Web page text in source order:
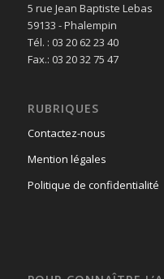
5 rue Jean Baptiste Lebas
59133 - Phalempin
Tél. : 03 20 62 23 40
Fax.: 03 20 32 75 47
RUBRIQUES
Contactez-nous
Mention légales
Politique de confidentialité